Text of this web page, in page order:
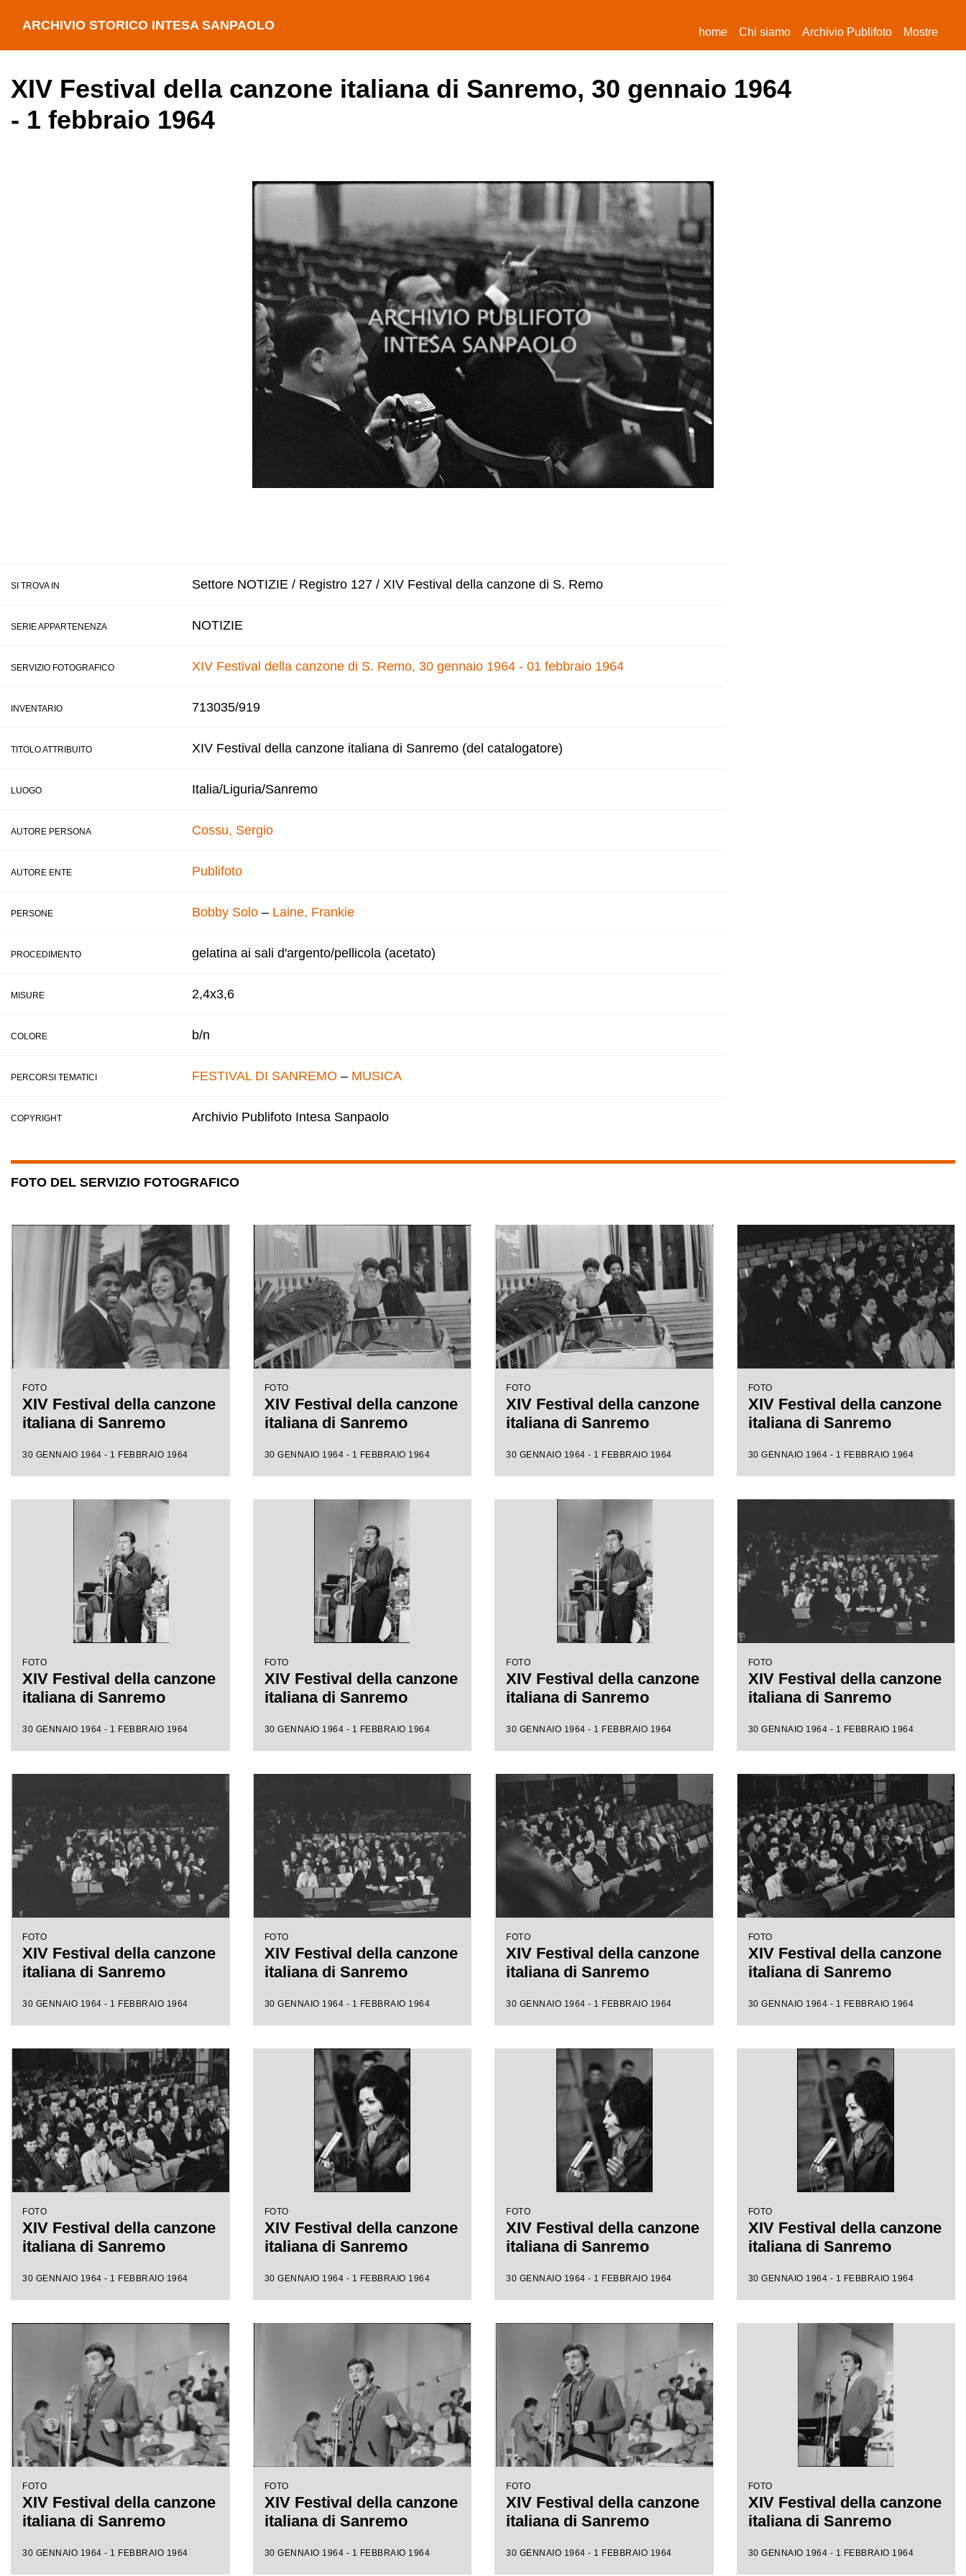
ARCHIVIO STORICO INTESA SANPAOLO home(current)
Chi siamo Archivio Publifoto Mostre
XIV Festival della canzone italiana di Sanremo, 30 gennaio 1964
- 1 febbraio 1964
SI TROVA IN Settore NOTIZIE / Registro 127 / XIV Festival della canzone di S. Remo
SERIE APPARTENENZA NOTIZIE
SERVIZIO FOTOGRAFICO XIV Festival della canzone di S. Remo, 30 gennaio 1964 - 01 febbraio 1964
INVENTARIO 713035/919
TITOLO ATTRIBUITO XIV Festival della canzone italiana di Sanremo (del catalogatore)
LUOGO Italia/Liguria/Sanremo
AUTORE PERSONA Cossu, Sergio
AUTORE ENTE Publifoto
PERSONE Bobby Solo – Laine, Frankie
PROCEDIMENTO gelatina ai sali d'argento/pellicola (acetato)
MISURE 2,4x3,6
COLORE b/n
PERCORSI TEMATICI FESTIVAL DI SANREMO – MUSICA
COPYRIGHT Archivio Publifoto Intesa Sanpaolo
FOTO DEL SERVIZIO FOTOGRAFICO
FOTO
XIV Festival della canzone
italiana di Sanremo
30 GENNAIO 1964 - 1 FEBBRAIO 1964
FOTO
XIV Festival della canzone
italiana di Sanremo
30 GENNAIO 1964 - 1 FEBBRAIO 1964
FOTO
XIV Festival della canzone
italiana di Sanremo
30 GENNAIO 1964 - 1 FEBBRAIO 1964
FOTO
XIV Festival della canzone
italiana di Sanremo
30 GENNAIO 1964 - 1 FEBBRAIO 1964
FOTO
XIV Festival della canzone
italiana di Sanremo
30 GENNAIO 1964 - 1 FEBBRAIO 1964
FOTO
XIV Festival della canzone
italiana di Sanremo
30 GENNAIO 1964 - 1 FEBBRAIO 1964
FOTO
XIV Festival della canzone
italiana di Sanremo
30 GENNAIO 1964 - 1 FEBBRAIO 1964
FOTO
XIV Festival della canzone
italiana di Sanremo
30 GENNAIO 1964 - 1 FEBBRAIO 1964
FOTO
XIV Festival della canzone
italiana di Sanremo
30 GENNAIO 1964 - 1 FEBBRAIO 1964
FOTO
XIV Festival della canzone
italiana di Sanremo
30 GENNAIO 1964 - 1 FEBBRAIO 1964
FOTO
XIV Festival della canzone
italiana di Sanremo
30 GENNAIO 1964 - 1 FEBBRAIO 1964
FOTO
XIV Festival della canzone
italiana di Sanremo
30 GENNAIO 1964 - 1 FEBBRAIO 1964
FOTO
XIV Festival della canzone
italiana di Sanremo
30 GENNAIO 1964 - 1 FEBBRAIO 1964
FOTO
XIV Festival della canzone
italiana di Sanremo
30 GENNAIO 1964 - 1 FEBBRAIO 1964
FOTO
XIV Festival della canzone
italiana di Sanremo
30 GENNAIO 1964 - 1 FEBBRAIO 1964
FOTO
XIV Festival della canzone
italiana di Sanremo
30 GENNAIO 1964 - 1 FEBBRAIO 1964
FOTO
XIV Festival della canzone
italiana di Sanremo
30 GENNAIO 1964 - 1 FEBBRAIO 1964
FOTO
XIV Festival della canzone
italiana di Sanremo
30 GENNAIO 1964 - 1 FEBBRAIO 1964
FOTO
XIV Festival della canzone
italiana di Sanremo
30 GENNAIO 1964 - 1 FEBBRAIO 1964
FOTO
XIV Festival della canzone
italiana di Sanremo
30 GENNAIO 1964 - 1 FEBBRAIO 1964